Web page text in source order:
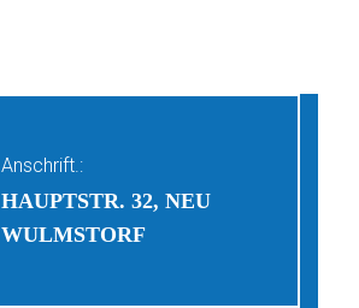
Anschrift.:
HAUPTSTR. 32, NEU
WULMSTORF